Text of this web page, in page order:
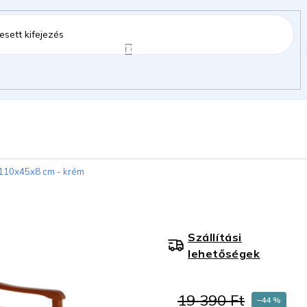
cm - krém
19 390 Ft –44 %
Szállítási
lehetőségek